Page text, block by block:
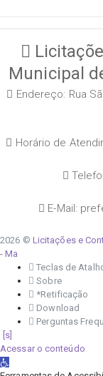
Municipal
Endereço: Rua
Horário de
E-Mail:
2026 © Licitações e
- Ma
Teclas de
Sobre
*Retificação
Download
Perguntas
Acessar o conteúdo
Abrir a barra de